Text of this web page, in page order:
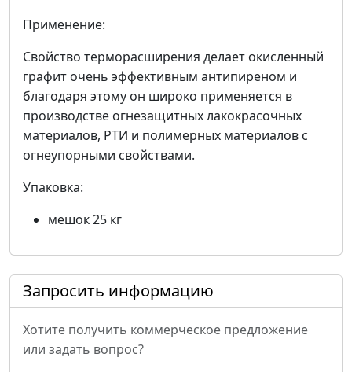
Применение:
Свойство терморасширения делает окисленный
графит очень эффективным антипиреном и
благодаря этому он широко применяется в
производстве огнезащитных лакокрасочных
материалов, РТИ и полимерных материалов с
огнеупорными свойствами.
Упаковка:
мешок 25 кг
Запросить информацию
Хотите получить коммерческое предложение
или задать вопрос?